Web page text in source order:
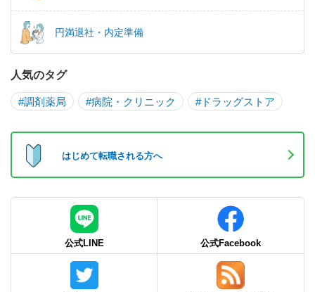
円満退社・内定準備
人気のタグ
#調剤薬局 #病院・クリニック #ドラッグストア
はじめて転職される方へ
公式LINE 公式Facebook